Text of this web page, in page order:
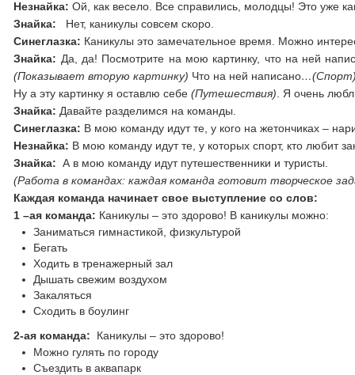
Незнайка: Ой, как весело. Все справились, молодцы! Это уже
Знайка: Нет, каникулы совсем скоро.
Синеглазка: Каникулы это замечательное время. Можно
Знайка: Да, да! Посмотрите на мою картинку, что на ней
(Показывает вторую картинку) Что на ней написано
Ну а эту картинку я оставлю себе(Путешествия) . Я очень
Знайка: Давайте разделимся на команды.
Синеглазка: В мою команду идут те, у кого на жетончиках –
Незнайка: В мою команду идут те, у которых спорт, кто любит
Знайка: А в мою команду идут путешественники и туристы.
(Работа в командах: каждая команда готовит творческое
Каждая команда начинает свое выступление со слов:
1 –ая команда: Каникулы – это здорово! В каникулы можно:
Заниматься гимнастикой, физкультурой
Бегать
Ходить в тренажерный зал
Дышать свежим воздухом
Закаляться
Сходить в боулинг
2-ая команда: Каникулы – это здорово!
Можно гулять по городу
Съездить в аквапарк